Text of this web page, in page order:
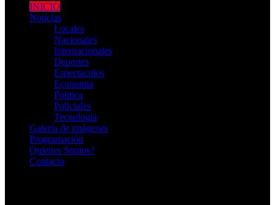
INICIO
Noticias
Locales
Nacionales
Internacionales
Deportes
Espectaculos
Economia
Politica
Policiales
Tecnologia
Galería de imágenes
Programación
Quienes Somos?
Contacto